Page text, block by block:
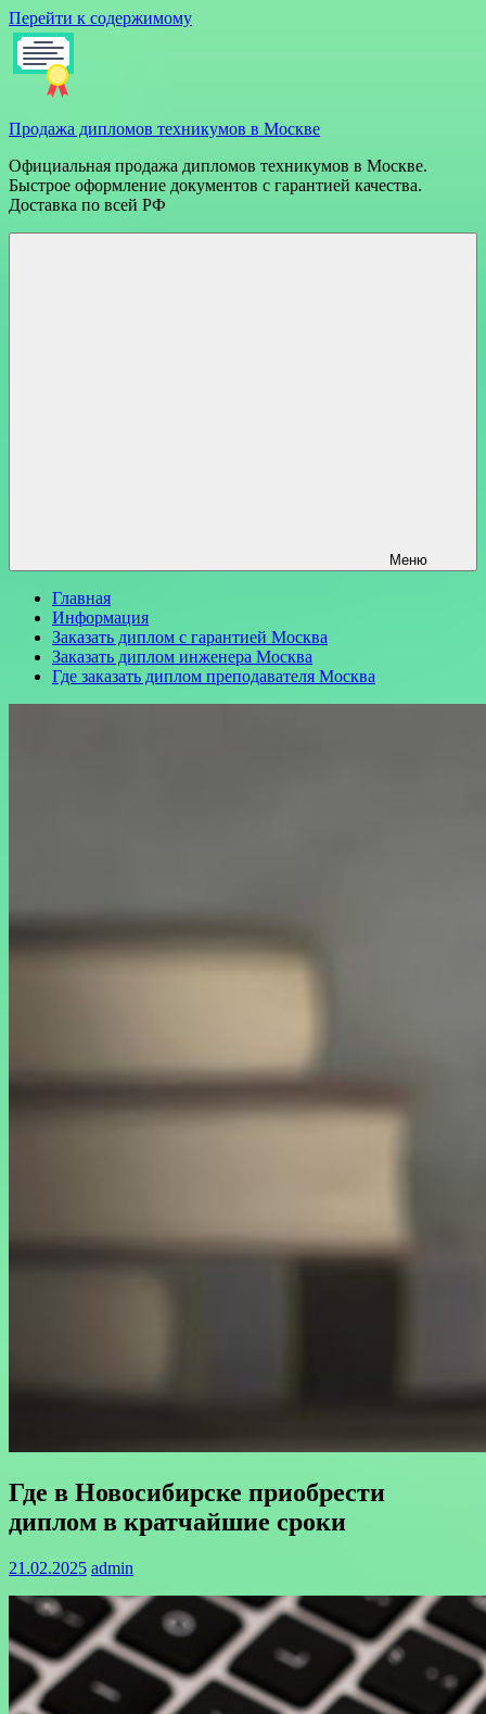
Перейти к содержимому
Продажа дипломов техникумов в Москве
Официальная продажа дипломов техникумов в Москве.
Быстрое оформление документов с гарантией качества.
Доставка по всей РФ
Меню
Главная
Информация
Заказать диплом с гарантией Москва
Заказать диплом инженера Москва
Где заказать диплом преподавателя Москва
Где в Новосибирске приобрести
диплом в кратчайшие сроки
21.02.2025 admin